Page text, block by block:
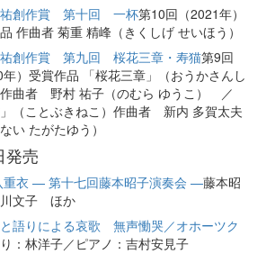
祐創作賞 第十回 一杯第10回（2021年）
作曲者 菊重 精峰（きくしげ せいほう）
創作賞 第九回 桜花三章・寿猫第9回
年）受賞作品 「桜花三章」（おうかさんし
作曲者 野村 祐子（のむら ゆうこ） ／
」（ことぶきねこ）作曲者 新内 多賀太夫
ない たがたゆう）
発売
重衣 — 第十七回藤本昭子演奏会 —藤本昭
文子 ほか
語りによる哀歌 無声慟哭／オホーツク
：林洋子／ピアノ：吉村安見子